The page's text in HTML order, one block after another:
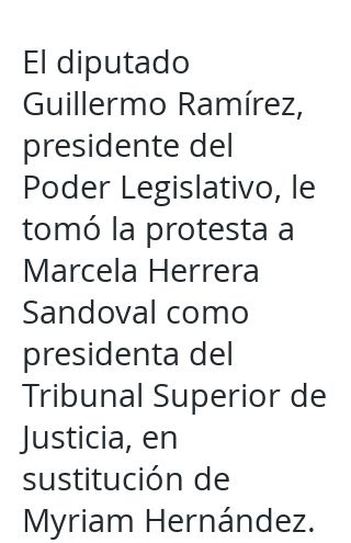
El diputado
Guillermo Ramírez,
presidente del
Poder Legislativo, le
tomó la protesta a
Marcela Herrera
Sandoval como
presidenta del
Tribunal Superior de
Justicia, en
sustitución de
Myriam Hernández.